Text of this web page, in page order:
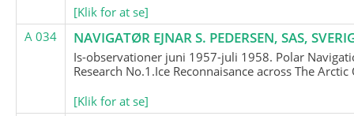
[Klik for at se]
A 034
NAVIGATØR EJNAR S. PEDERSEN, SAS,
Is-observationer juni 1957-juli 1958. Polar
Research No.1.Ice Reconnaisance across The Arctic
[Klik for at se]